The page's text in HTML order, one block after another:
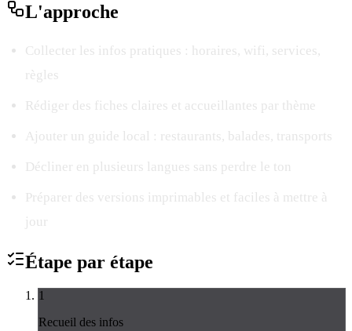
L'approche
Collecter les infos pratiques : horaires, wifi, services,
règles
Rédiger des fiches claires et accueillantes par thème
Ajouter un guide local : restaurants, balades, transports
Décliner en plusieurs langues sans perdre le ton
Préparer des versions imprimables et faciles à mettre à
jour
Étape par étape
1
Recueil des infos